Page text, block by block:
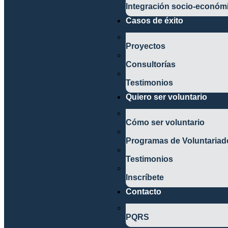
Integración socio-
Casos de éxito
Proyectos
Consultorías
Testimonios
Quiero ser voluntario
Cómo ser voluntario
Programas de
Testimonios
Inscríbete
Contacto
PQRS